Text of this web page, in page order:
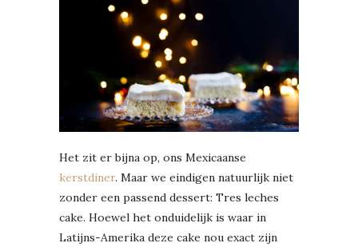
Het zit er bijna op, ons Mexicaanse
kerstdiner. Maar we eindigen natuurlijk niet
zonder een passend dessert: Tres leches
cake. Hoewel het onduidelijk is waar in
Latijns-Amerika deze cake nou exact zijn